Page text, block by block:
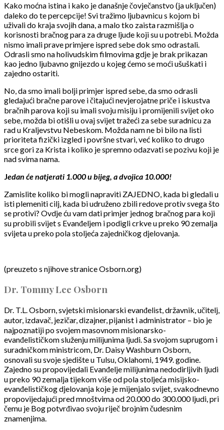
Kako moćna istina i kako je današnje čovječanstvo (ja uključen)
daleko do te percepcije! Svi tražimo ljubavnicu s kojom bi
uživali do kraja svojih dana, a malo tko zaista razmišlja o
korisnosti bračnog para za druge ljude koji su u potrebi. Možda
nismo imali prave primjere ispred sebe dok smo odrastali.
Odrasli smo na holivudskim filmovima gdje je brak prikazan
kao jedno ljubavno gnijezdo u kojeg ćemo se moći ušuškati i
zajedno ostariti.
No, da smo imali bolji primjer ispred sebe, da smo odrasli
gledajući bračne parove i čitajući nevjerojatne priče i iskustva
bračnih parova koji su imali svoju misiju i promijenili svijet oko
sebe, možda bi otišli u ovaj svijet tražeći za sebe suradnicu za
rad u Kraljevstvu Nebeskom. Možda nam ne bi bilo na listi
prioriteta fizički izgled i površne stvari, već koliko to drugo
srce gori za Krista i koliko je spremno odazvati se pozivu koji je
nad svima nama.
Jedan će natjerati 1.000 u bijeg, a dvojica 10.000!
Zamislite koliko bi mogli napraviti ZAJEDNO, kada bi gledali u
isti plemeniti cilj, kada bi udruženo zbili redove protiv svega što
se protivi? Ovdje ću vam dati primjer jednog bračnog para koji
su probili svijet s Evanđeljem i podigli crkve u preko 90 zemalja
svijeta u preko pola stoljeća zajedničkog djelovanja.
(preuzeto s njihove stranice Osborn.org)
Dr. Tommy Lee Osborn
Dr. T.L. Osborn, svjetski misionarski evanđelist, državnik, učitelj,
autor, izdavač, jezičar, dizajner, pijanist i administrator – bio je
najpoznatiji po svojem masovnom misionarsko-
evanđelističkom služenju milijunima ljudi. Sa svojom suprugom i
suradničkom ministricom, Dr. Daisy Washburn Osborn,
osnovali su svoje sjedište u Tulsu, Oklahomi, 1949. godine.
Zajedno su propovijedali Evanđelje milijunima nedodirljivih ljudi
u preko 90 zemalja tijekom više od pola stoljeća misijsko-
evanđelističkog djelovanja koje je mijenjalo svijet, svakodnevno
propovijedajući pred mnoštvima od 20.000 do 300.000 ljudi, pri
čemu je Bog potvrđivao svoju riječ brojnim čudesnim
znamenjima.